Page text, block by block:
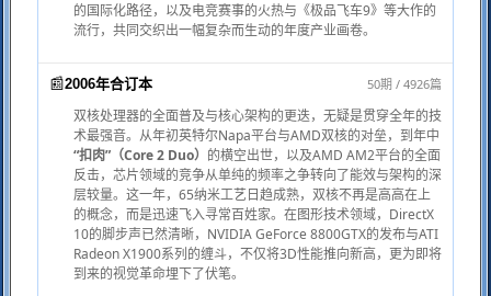
的国际化路径，以及电竞赛事的火热与《极品飞车9》等大作的
流行，共同交织出一幅复杂而生动的年度产业画卷。
📰2006年合订本 50期 / 4926篇
双核处理器的全面普及与核心架构的更迭，无疑是贯穿全年的技
术最强音。从年初英特尔Napa平台与AMD双核的对垒，到年中
“扣肉”（Core 2 Duo） 的横空出世，以及AMD AM2平台的全面
反击，芯片领域的竞争从单纯的频率之争转向了能效与架构的深
层较量。这一年，65纳米工艺日趋成熟，双核不再是高高在上
的概念，而是迅速飞入寻常百姓家。在图形技术领域，DirectX
10的脚步声已然清晰，NVIDIA GeForce 8800GTX的发布与ATI
Radeon X1900系列的缠斗，不仅将3D性能推向新高，更为即将
到来的视觉革命埋下了伏笔。